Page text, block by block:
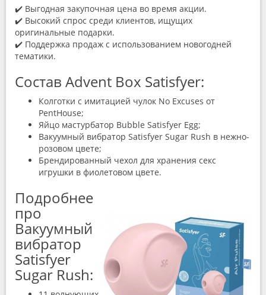
✔️ Выгодная закупочная цена во время акции.
✔️ Высокий спрос среди клиентов, ищущих
оригинальные подарки.
✔️ Поддержка продаж с использованием новогодней
тематики.
Состав Advent Box Satisfyer:
Колготки с имитацией чулок No Excuses от
PentHouse;
Яйцо мастурбатор Bubble Satisfyer Egg;
Вакуумный вибратор Satisfyer Sugar Rush в нежно-
розовом цвете;
Брендированный чехол для хранения секс
игрушки в фиолетовом цвете.
Подробнее
про
Вакуумный
вибратор
Satisfyer
Sugar Rush: